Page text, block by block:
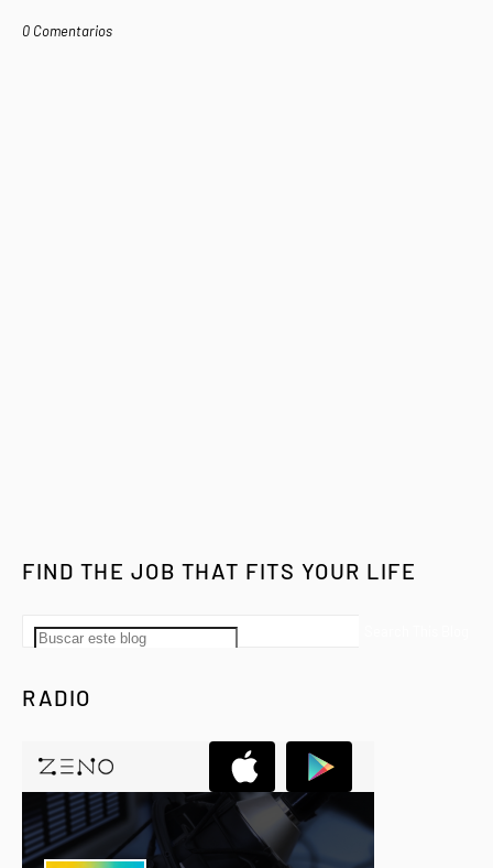
0 Comentarios
FIND THE JOB THAT FITS YOUR LIFE
RADIO